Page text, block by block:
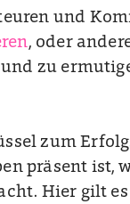
und
, oder
zu
zum
präsent ist,
Hier gilt es